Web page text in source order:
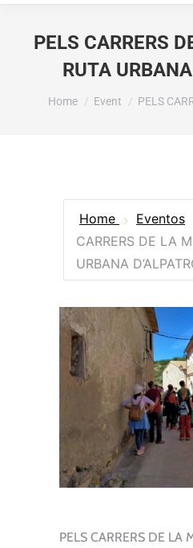
PELS CARRERS
RUTA
You are here:
Home Event PELS
Home Eventos
CARRERS DE LA
URBANA
PELS CARRERS DE LA